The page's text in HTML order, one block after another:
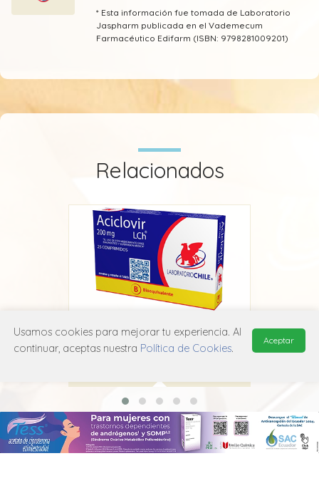
* Esta información fue tomada de Laboratorio
Jaspharm publicada en el Vademecum
Farmacéutico Edifarm (ISBN: 9798281009201)
Relacionados
Aciclovir Chile
Usamos cookies para mejorar tu experiencia. Al
continuar, aceptas nuestra Política de Cookies.
Aceptar